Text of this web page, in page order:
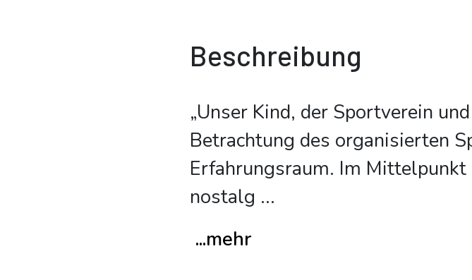
Beschreibung
„Unser Kind, der Sportverein
Betrachtung des organisierten
Erfahrungsraum. Im
nostalg ...
...mehr